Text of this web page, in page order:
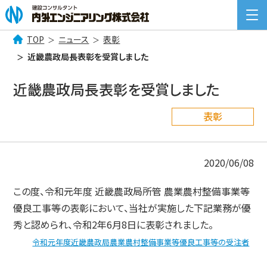
検
索:
企業情報
RECRUIT
採用情報
CONTACT
お問い合わせ
TOP ニュース
表彰
近畿農政局長表彰を受賞しました
近畿農政局長表彰を受賞しました
表彰
2020/06/08
この度、令和元年度 近畿農政局所管 農業農村整備事業等
優良工事等の表彰において、当社が実施した下記業務が優
秀と認められ、令和2年6月8日に表彰されました。
令和元年度近畿農政局農業農村整備事業等優良工事等の受注者